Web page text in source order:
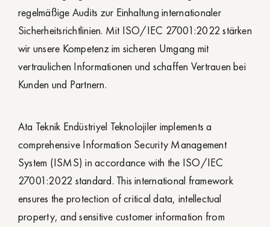
regelmäßige Audits zur Einhaltung internationaler
Sicherheitsrichtlinien. Mit ISO/IEC 27001:2022 stärken
wir unsere Kompetenz im sicheren Umgang mit
vertraulichen Informationen und schaffen Vertrauen bei
Kunden und Partnern.
Ata Teknik Endüstriyel Teknolojiler implements a
comprehensive Information Security Management
System (ISMS) in accordance with the ISO/IEC
27001:2022 standard. This international framework
ensures the protection of critical data, intellectual
property, and sensitive customer information from